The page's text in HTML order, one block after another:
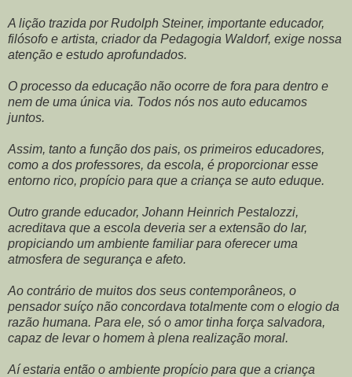
A lição trazida por Rudolph Steiner, importante educador,
filósofo e artista, criador da Pedagogia Waldorf, exige nossa
atenção e estudo aprofundados.
O processo da educação não ocorre de fora para dentro e
nem de uma única via. Todos nós nos auto educamos
juntos.
Assim, tanto a função dos pais, os primeiros educadores,
como a dos professores, da escola, é proporcionar esse
entorno rico, propício para que a criança se auto eduque.
Outro grande educador, Johann Heinrich Pestalozzi,
acreditava que a escola deveria ser a extensão do lar,
propiciando um ambiente familiar para oferecer uma
atmosfera de segurança e afeto.
Ao contrário de muitos dos seus contemporâneos, o
pensador suíço não concordava totalmente com o elogio da
razão humana. Para ele, só o amor tinha força salvadora,
capaz de levar o homem à plena realização moral.
Aí estaria então o ambiente propício para que a criança